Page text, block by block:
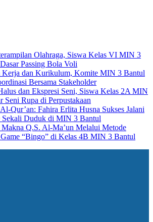
Olahraga, Siswa Kelas VI MIN 3
Passing Bola Voli
Kerja dan Kurikulum, Komite MIN 3 Bantul
Bersama Stakeholder
dan Ekspresi Seni, Siswa Kelas 2A MIN
Seni Rupa di Perpustakaan
Qur’an: Fahira Erlita Husna Sukses Jalani
Sekali Duduk di MIN 3 Bantul
Q.S. Al-Ma’un Melalui Metode
“Bingo” di Kelas 4B MIN 3 Bantul